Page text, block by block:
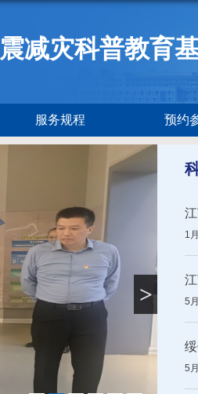
减灾科普教育
服务规程 预约
>
1
5
5